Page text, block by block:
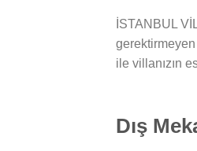
İSTANBUL
ile villanızın
Dış